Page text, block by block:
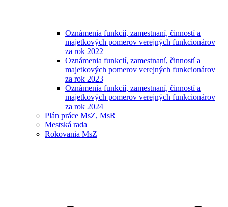
Oznámenia funkcií, zamestnaní, činností a
majetkových pomerov verejných funkcionárov
za rok 2022
Oznámenia funkcií, zamestnaní, činností a
majetkových pomerov verejných funkcionárov
za rok 2023
Oznámenia funkcií, zamestnaní, činností a
majetkových pomerov verejných funkcionárov
za rok 2024
Plán práce MsZ, MsR
Mestská rada
Rokovania MsZ